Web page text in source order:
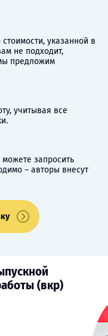
указанной в
не подходит,
предложим
учитывая все
запросить
– авторы внесут
(вкр)